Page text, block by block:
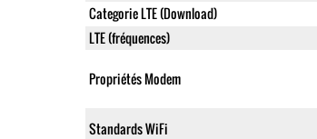
Categorie LTE (Download)
LTE (fréquences)
Propriétés Modem
Standards WiFi